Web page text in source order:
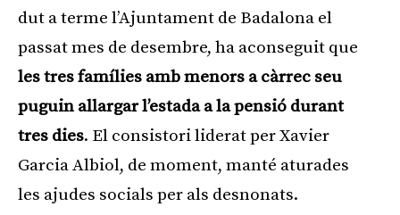
dut a terme l’Ajuntament de Badalona el
passat mes de desembre, ha aconseguit que
les tres famílies amb menors a càrrec seu
puguin allargar l’estada a la pensió durant
tres dies. El consistori liderat per Xavier
Garcia Albiol, de moment, manté aturades
les ajudes socials per als desnonats.